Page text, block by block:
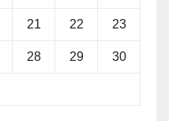
21 22 23
28 29 30